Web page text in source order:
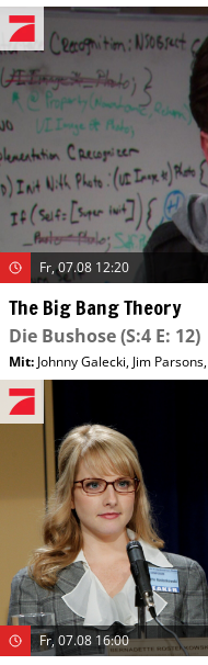
Fr, 07.08 12:20
The Big Bang Theory
Die Bushose(S:4 E: 12)
Mit: Johnny Galecki, Jim Parsons,
Fr, 07.08 16:00